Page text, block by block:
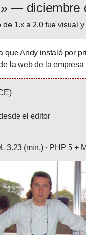
— diciembre
1.x a 2.0 fue visual
que Andy instaló por
la web de la empresa
el editor
3.23 (mín.) · PHP 5 +